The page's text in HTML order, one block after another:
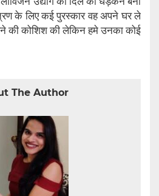
के लिए कई पुरस्कार वह अपने घर ले
की कोशिश की लेकिन हमे उनका कोई
The Author